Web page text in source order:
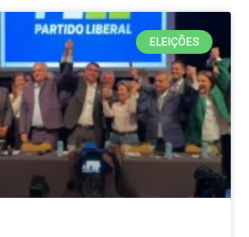
ELEIÇÕES